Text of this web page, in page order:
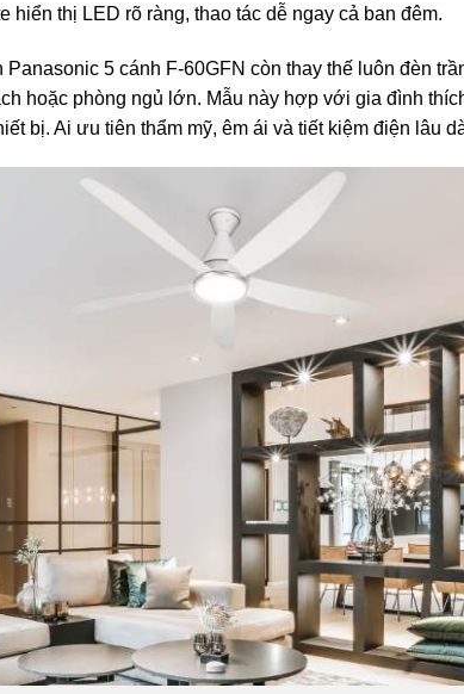
hiển thị LED rõ ràng, thao tác dễ ngay cả ban đêm.
Panasonic 5 cánh F-60GFN còn thay thế luôn đèn
hoặc phòng ngủ lớn. Mẫu này hợp với gia đình
bị. Ai ưu tiên thẩm mỹ, êm ái và tiết kiệm điện lâu